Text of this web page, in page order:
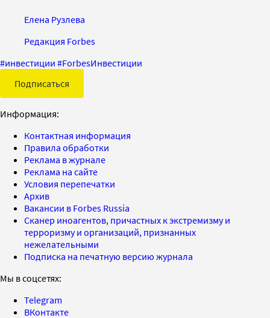
Елена Рузлева
Редакция Forbes
#инвестиции #ForbesИнвестиции
Подписаться
Информация:
Контактная информация
Правила обработки
Реклама в журнале
Реклама на сайте
Условия перепечатки
Архив
Вакансии в Forbes Russia
Сканер иноагентов, причастных к экстремизму и
терроризму и организаций, признанных
нежелательными
Подписка на печатную версию журнала
Мы в соцсетях:
Telegram
ВКонтакте